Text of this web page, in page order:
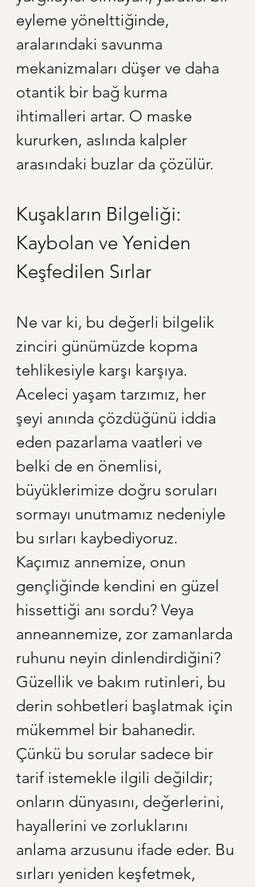
eyleme yönelttiğinde,
aralarındaki savunma
mekanizmaları düşer ve daha
otantik bir bağ kurma
ihtimalleri artar. O maske
kururken, aslında kalpler
arasındaki buzlar da çözülür.
Kuşakların Bilgeliği:
Kaybolan ve Yeniden
Keşfedilen Sırlar
Ne var ki, bu değerli bilgelik
zinciri günümüzde kopma
tehlikesiyle karşı karşıya.
Aceleci yaşam tarzımız, her
şeyi anında çözdüğünü iddia
eden pazarlama vaatleri ve
belki de en önemlisi,
büyüklerimize doğru soruları
sormayı unutmamız nedeniyle
bu sırları kaybediyoruz.
Kaçımız annemize, onun
gençliğinde kendini en güzel
hissettiği anı sordu? Veya
anneannemize, zor zamanlarda
ruhunu neyin dinlendirdiğini?
Güzellik ve bakım rutinleri, bu
derin sohbetleri başlatmak için
mükemmel bir bahanedir.
Çünkü bu sorular sadece bir
tarif istemekle ilgili değildir;
onların dünyasını, değerlerini,
hayallerini ve zorluklarını
anlama arzusunu ifade eder. Bu
sırları yeniden keşfetmek,